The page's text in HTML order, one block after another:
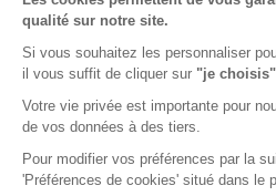
Gustave Rideau pour
ACTI EST - PARC ÉCO 85.1, ROUTE
SUR-YON